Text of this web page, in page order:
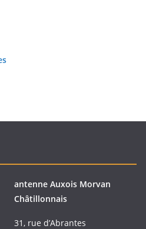
antenne Auxois Morvan
Châtillonnais
31, rue d’Abrantes